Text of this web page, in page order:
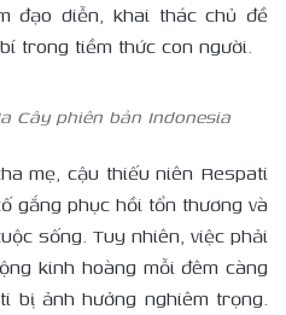
đạo diễn, khai thác chủ đề
trong tiềm thức con người.
Cây phiên bản Indonesia
mẹ, cậu thiếu niên Respati
gắng phục hồi tổn thương và
sống. Tuy nhiên, việc phải
kinh hoàng mỗi đêm càng
bị ảnh hưởng nghiêm trọng.